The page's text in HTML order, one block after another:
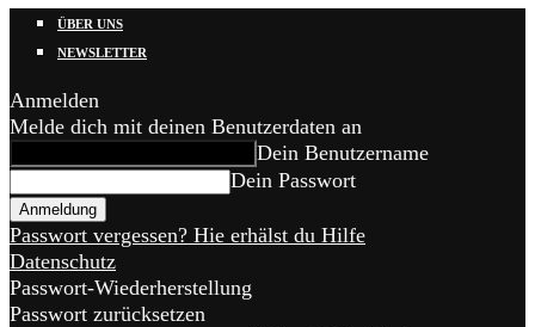
ÜBER UNS
NEWSLETTER
Anmelden
Melde dich mit deinen Benutzerdaten an
Dein Benutzername
Dein Passwort
Passwort vergessen? Hie erhälst du Hilfe
Datenschutz
Passwort-Wiederherstellung
Passwort zurücksetzen